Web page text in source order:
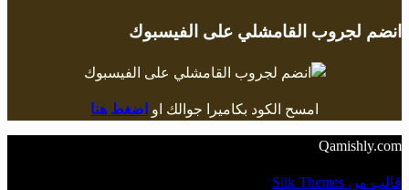
انضم لجروب القامشلي على الفيسبوك
امسح الكود بكاميرا جوالك او اضغط هنا
Qamishly.com
قالب من Silk Themes